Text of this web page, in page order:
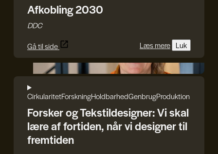
Afkobling 2030
DDC
Gå til side
Læs mere Luk
Rasmus Blicher
CirkularitetForskningHoldbarhedGenbrugProduktion
Forsker og Tekstildesigner: Vi skal
lære af fortiden, når vi designer til
fremtiden